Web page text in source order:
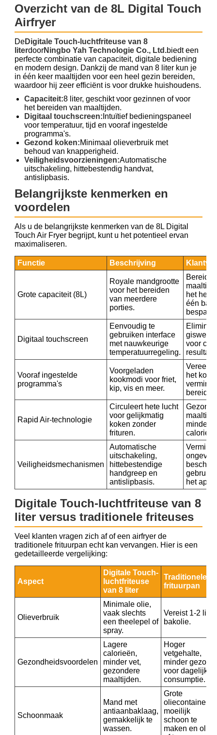
Overzicht van de 8L Digital Touch
Airfryer
DeDigitale Touch-luchtfriteuse van 8
literdoorNingbo Yah Technologie Co., Ltd.biedt een
perfecte combinatie van capaciteit, digitale bediening
en modern design. Dankzij de mand van 8 liter kun je
in één keer maaltijden voor een heel gezin bereiden,
waardoor hij zeer efficiënt is voor drukke huishoudens.
Capaciteit:8 liter, geschikt voor gezinnen of voor
het bereiden van maaltijden.
Digitaal touchscreen: Intuïtief bedieningspaneel
voor temperatuur, tijd en vooraf ingestelde
programma's.
Gezond koken:Minimaal olieverbruik met
behoud van knapperigheid.
Veiligheidsvoorzieningen:Automatische
uitschakeling, hittebestendig handvat,
antislipbasis.
Belangrijkste kenmerken en
voordelen
Als u de belangrijkste kenmerken van de 8L Digital
Touch Air Fryer begrijpt, kunt u het potentieel ervan
maximaliseren.
Functie Beschrijving
Grote capaciteit (8L)
Royale mandgrootte
voor het bereiden
van meerdere
porties.
Bereid
het hele
één
bespaar
Digitaal touchscreen
Eenvoudig te
gebruiken interface
met nauwkeurige
temperatuurregeling.
giswerk
voor
Vooraf ingestelde
programma's
Voorgeladen
kookmodi voor friet,
kip, vis en meer.
het
Rapid Air-technologie
Circuleert hete lucht
voor gelijkmatig
koken zonder
frituren.
minder
Veiligheidsmechanismen
Automatische
uitschakeling,
hittebestendige
handgreep en
antislipbasis.
het
Digitale Touch-luchtfriteuse van 8
liter versus traditionele friteuses
Veel klanten vragen zich af of een airfryer de
traditionele frituurpan echt kan vervangen. Hier is een
gedetailleerde vergelijking:
Aspect
Digitale Touch-
luchtfriteuse
van 8 liter
Traditionele
frituurpan
Olieverbruik
Minimale olie,
vaak slechts
een theelepel of
spray.
Vereist 1-2 liter
bakolie.
Gezondheidsvoordelen
Lagere
calorieën,
minder vet,
gezondere
maaltijden.
Hoger
vetgehalte,
minder gezond
voor dagelijkse
consumptie.
Schoonmaak
Mand met
antiaanbaklaag,
gemakkelijk te
wassen.
Grote
oliecontainer,
moeilijk
schoon te
maken en olie